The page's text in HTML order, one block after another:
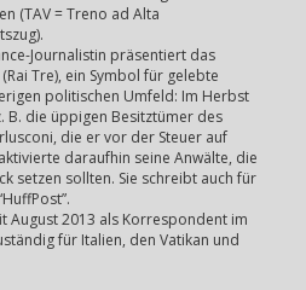
(TAV = Treno ad Alta
Journalistin präsentiert das
Tre), ein Symbol für gelebte
politischen Umfeld: Im Herbst
B. die üppigen Besitztümer des
die er vor der Steuer auf
daraufhin seine Anwälte, die
setzen sollten. Sie schreibt auch für
August 2013 als Korrespondent im
für Italien, den Vatikan und